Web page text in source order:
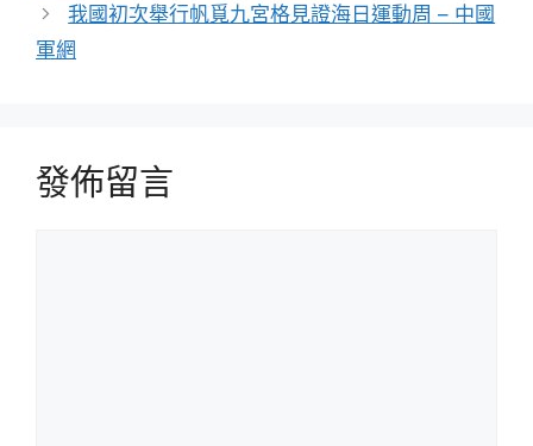
我國初次舉行帆覓九宮格見證海日運動周 – 中國
軍網
發佈留言